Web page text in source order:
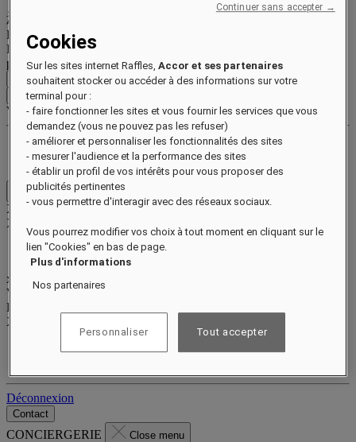
Programme de fidélité
Inscrivez-vous dès aujourd’hui pour économiser à chaque séjour et
profiter d’avantages exclusifs.
Inscription gratuite
CONNEXION
Vos réservations
Avantages et statut
Gagnez et échangez des points
Close menu
Xxxx Xxxxxxxxx
XXXXXX X XXXXXXXX X
xxxxxxxx
Valid untilxx/xx/xxxx
Points de récompense
XXX
Votre compte fidélité
Déconnexion
Contact
CONCIERGERIE Close menu
Cookies
Sur les sites internet Raffles,Accor et ses partenaires
souhaitent stocker ou accéder à des informations sur votre
terminal pour :
- faire fonctionner les sites et vous fournir les services que vous
demandez (vous ne pouvez pas les refuser)
- améliorer et personnaliser les fonctionnalités des sites
- mesurer l'audience et la performance des sites
- établir un profil de vos intérêts pour vous proposer des
publicités pertinentes
- vous permettre d'interagir avec des réseaux sociaux.
Vous pourrez modifier vos choix à tout moment en cliquant sur le
lien "Cookies" en bas de page.
Plus d'informations
Nos partenaires
Personnaliser Tout accepter
Continuer sans accepter →